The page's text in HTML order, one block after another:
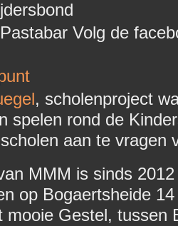
Volg de
, scholenproject
spelen rond de
aan te vragen
MMM is sinds
op Bogaertsheide
mooie Gestel, tussen